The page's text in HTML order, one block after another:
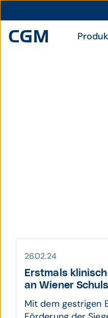
26.02.24
Erstmals
an Wiener
Mit dem gestrigen